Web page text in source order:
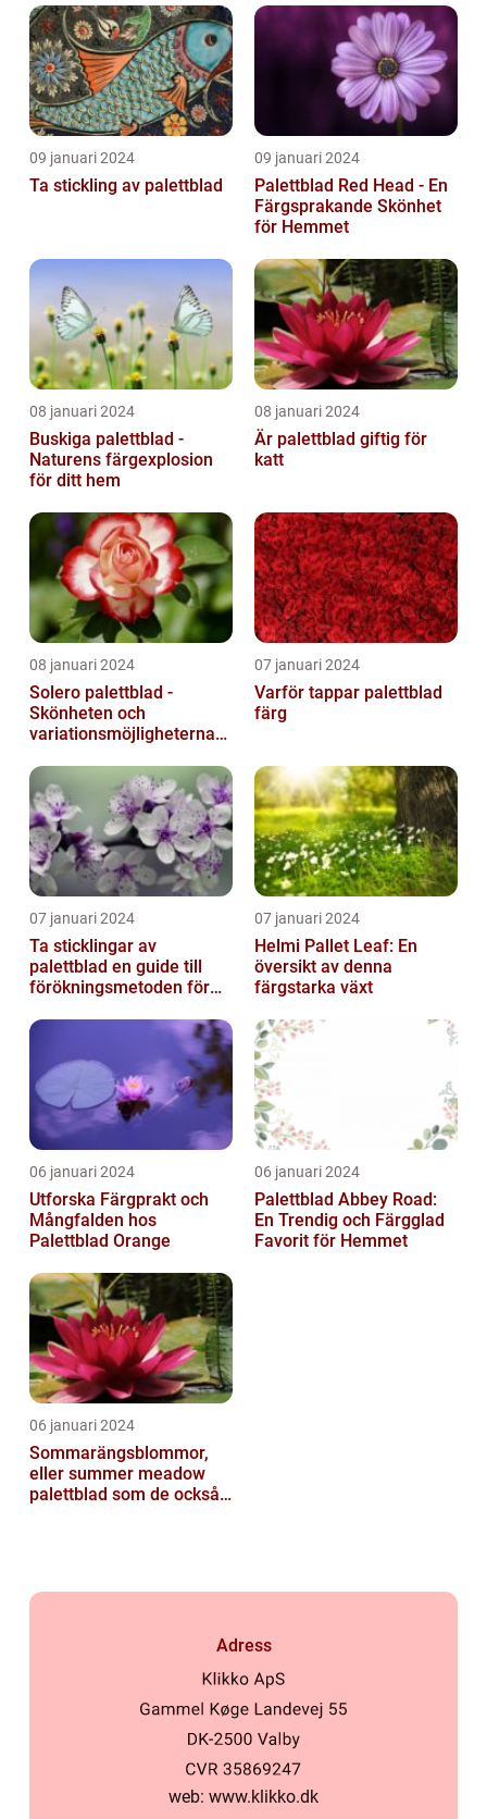
09 januari 2024
Ta stickling av palettblad
09 januari 2024
Palettblad Red Head - En
Färgsprakande Skönhet
för Hemmet
08 januari 2024
Buskiga palettblad -
Naturens färgexplosion
för ditt hem
08 januari 2024
Är palettblad giftig för
katt
08 januari 2024
Solero palettblad -
Skönheten och
variationsmöjligheterna
07 januari 2024
Varför tappar palettblad
färg
07 januari 2024
Ta sticklingar av
palettblad en guide till
förökningsmetoden för
07 januari 2024
Helmi Pallet Leaf: En
översikt av denna
färgstarka växt
06 januari 2024
Utforska Färgprakt och
Mångfalden hos
Palettblad Orange
06 januari 2024
Palettblad Abbey Road:
En Trendig och Färgglad
Favorit för Hemmet
06 januari 2024
Sommarängsblommor,
eller summer meadow
palettblad som de också
Adress
web: www.klikko.dk